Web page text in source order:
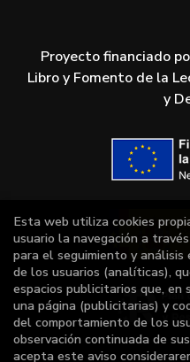
Proyecto financiado
Libro y Fomento de la
y
Esta web utiliza cookies
usuario la navegación a
para el seguimiento y
de los usuarios (analíticas),
espacios publicitarios que, en
una página (publicitarias) y
del comportamiento de los
observación continuada de
acepta este aviso